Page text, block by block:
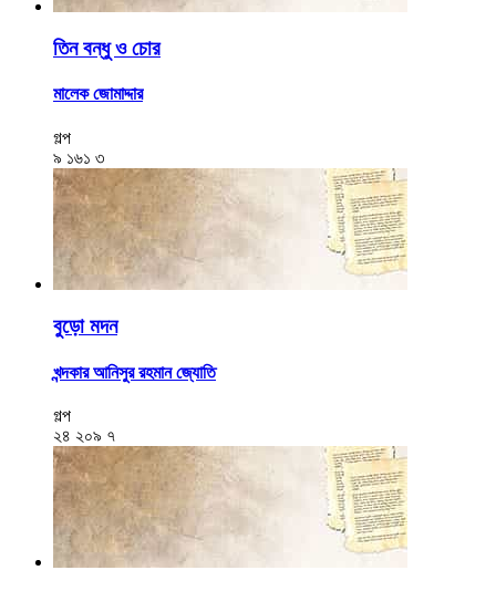
তিন বন্ধু ও চোর
মালেক জোমাদ্দার
গল্প
৯ ১৬১ ৩
বুড়ো মদন
খন্দকার আনিসুর রহমান জ্যোতি
গল্প
২৪ ২০৯ ৭